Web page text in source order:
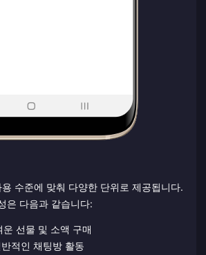
수준에 맞춰 다양한 단위로 제공됩니다.
은 다음과 같습니다:
선물 및 소액 구매
적인 채팅방 활동